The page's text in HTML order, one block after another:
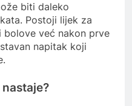
biti daleko
Postoji lijek za
već nakon prve
napitak koji